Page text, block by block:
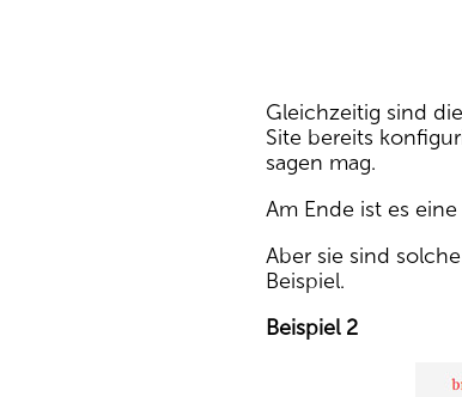
Gleichzeitig sind
Site bereits
sagen mag.
Am Ende ist es
Aber sie sind
Beispiel.
Beispiel 2